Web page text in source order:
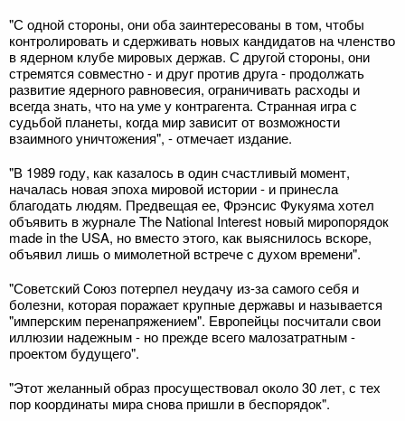
"С одной стороны, они оба заинтересованы в том, чтобы
контролировать и сдерживать новых кандидатов на членство
в ядерном клубе мировых держав. С другой стороны, они
стремятся совместно - и друг против друга - продолжать
развитие ядерного равновесия, ограничивать расходы и
всегда знать, что на уме у контрагента. Странная игра с
судьбой планеты, когда мир зависит от возможности
взаимного уничтожения", - отмечает издание.
"В 1989 году, как казалось в один счастливый момент,
началась новая эпоха мировой истории - и принесла
благодать людям. Предвещая ее, Фрэнсис Фукуяма хотел
объявить в журнале The National Interest новый миропорядок
made in the USA, но вместо этого, как выяснилось вскоре,
объявил лишь о мимолетной встрече с духом времени".
"Советский Союз потерпел неудачу из-за самого себя и
болезни, которая поражает крупные державы и называется
"имперским перенапряжением". Европейцы посчитали свои
иллюзии надежным - но прежде всего малозатратным -
проектом будущего".
"Этот желанный образ просуществовал около 30 лет, с тех
пор координаты мира снова пришли в беспорядок".